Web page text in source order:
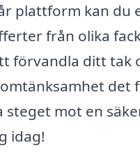
plattform kan du
från olika
förvandla ditt tak
det
steget mot en
idag!